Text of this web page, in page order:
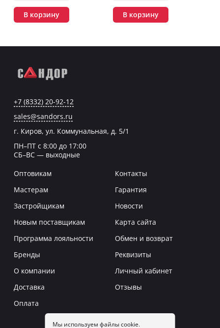
В корзину В корзину
Мы используем файлы cookie.
+7 (8332) 20-92-12
sales@sandors.ru
г. Киров, ул. Коммунальная, д. 5/1
ПН–ПТ с 8:00 до 17:00
СБ–ВС — выходные
Оптовикам
Мастерам
Застройщикам
Новым поставщикам
Программа лояльности
Бренды
О компании
Доставка
Оплата
Контакты
Гарантия
Новости
Карта сайта
Обмен и возврат
Реквизиты
Личный кабинет
Отзывы